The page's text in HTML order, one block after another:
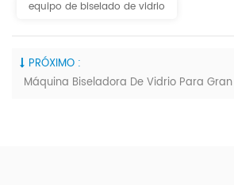
equipo de biselado de vidrio
PRÓXIMO :